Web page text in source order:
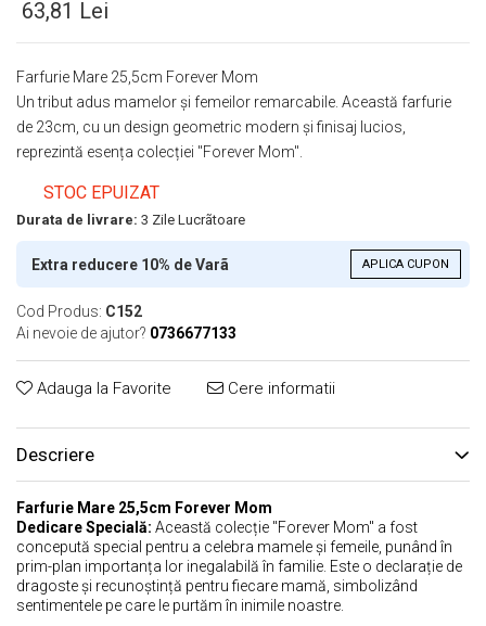
63,81 Lei
Farfurie Mare 25,5cm Forever Mom
Un tribut adus mamelor și femeilor remarcabile. Această farfurie
de 23cm, cu un design geometric modern și finisaj lucios,
reprezintă esența colecției "Forever Mom".
STOC EPUIZAT
Durata de livrare: 3 Zile Lucrãtoare
Extra reducere 10% de Varã APLICA CUPON
Cod Produs: C152
Ai nevoie de ajutor? 0736677133
Adauga la Favorite Cere informatii
Descriere
Farfurie Mare 25,5cm Forever Mom
Dedicare Specială: Această colecție "Forever Mom" a fost
concepută special pentru a celebra mamele și femeile, punând în
prim-plan importanța lor inegalabilă în familie. Este o declarație de
dragoste și recunoștință pentru fiecare mamă, simbolizând
sentimentele pe care le purtăm în inimile noastre.